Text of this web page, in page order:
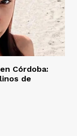
Córdoba:
de